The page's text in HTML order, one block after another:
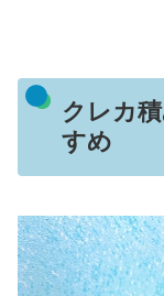
クレカ
すめ